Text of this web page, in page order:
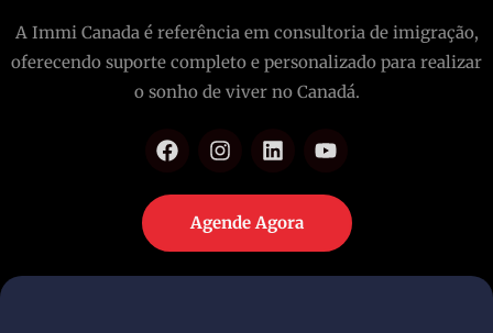
A Immi Canada é referência em consultoria de imigração,
oferecendo suporte completo e personalizado para realizar
o sonho de viver no Canadá.
Agende Agora